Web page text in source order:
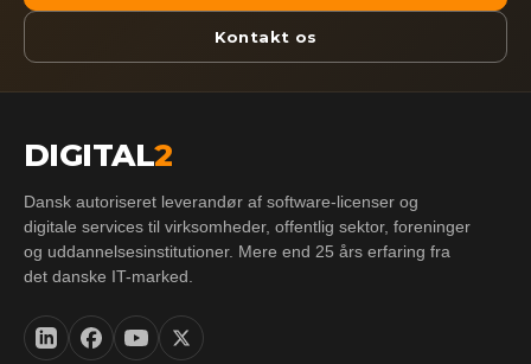
Kontakt os
DIGITAL2
Dansk autoriseret leverandør af software-licenser og
digitale services til virksomheder, offentlig sektor, foreninger
og uddannelsesinstitutioner. Mere end 25 års erfaring fra
det danske IT-marked.